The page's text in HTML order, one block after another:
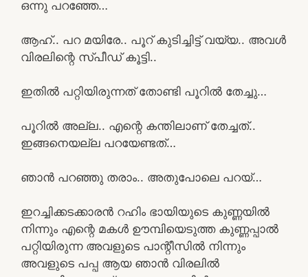
ഒന്നു പറഞ്ഞേ…
ആഹ്.. പറ മയിരേ.. പൂറ് കുടിച്ചിട്ട് വയ്യ.. അവൾ
വിരലിന്റെ സ്പീഡ് കൂട്ടി..
ഇതിൽ പറ്റിയിരുന്നത് തോണ്ടി പൂറിൽ തേച്ചു…
പൂറിൽ അല്ല.. എന്റെ കന്തിലാണ് തേച്ചത്..
ഇങ്ങനെയല്ല പറയേണ്ടത്…
ഞാൻ പറഞ്ഞു തരാം.. അതുപോലെ പറയ്…
ഇറച്ചിക്കടക്കാരൻ റഹിം ഭായിയുടെ കുണ്ണയിൽ
നിന്നും എന്റെ മകൾ ഊമ്പിയെടുത്ത കുണ്ണപ്പാൽ
പറ്റിയിരുന്ന അവളുടെ പാന്റീസിൽ നിന്നും
അവളുടെ പപ്പ ആയ ഞാൻ വിരലിൽ